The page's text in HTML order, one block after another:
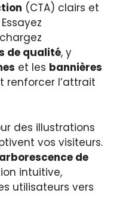
(CTA) clairs et
de qualité, y
et les bannières
renforcer l’attrait
des illustrations
vos visiteurs.
arborescence de
intuitive,
utilisateurs vers